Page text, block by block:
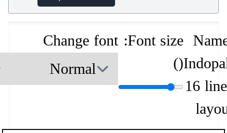
16
Font size:
(
)
Change font